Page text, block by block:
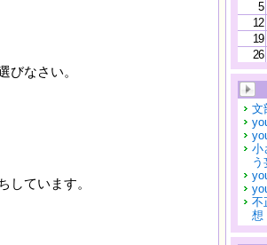
なさい。
ています。
5
12
19
26
文
小
う
不
想